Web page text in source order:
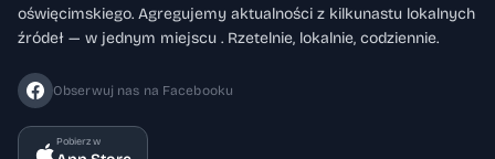
oświęcimskiego. Agregujemy aktualności z kilkunastu lokalnych
źródeł — w jednym miejscu . Rzetelnie, lokalnie, codziennie.
Obserwuj nas na Facebooku
Pobierz w